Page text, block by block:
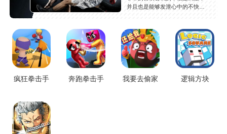
并且也是能够发泄心中的不快
是一些格斗的游戏，其实是非常
的有趣，也是相当的刺激的，游
戏中是有一些不同的场景都是能
够去进行体验的，我们也是能够
去刺激的进行对战的，小编现在
就是收集了一些有意思的拳击游
戏，相信你们一定会喜欢的。
疯狂拳击手 奔跑拳击手 我要去偷家 逻辑方块